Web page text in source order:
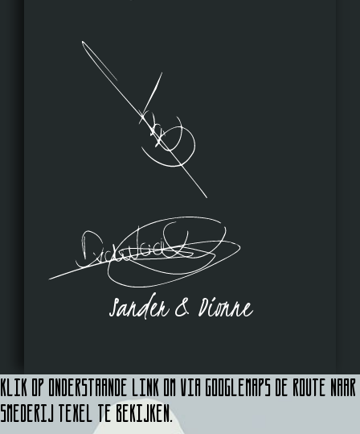
Sander & Dionne
Klik op onderstaande link om via Googlemaps de route naar
Smederij Texel te bekijken.